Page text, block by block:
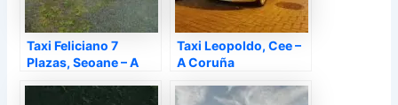
Taxi Feliciano 7
Plazas, Seoane – A
Taxi Leopoldo, Cee –
A Coruña